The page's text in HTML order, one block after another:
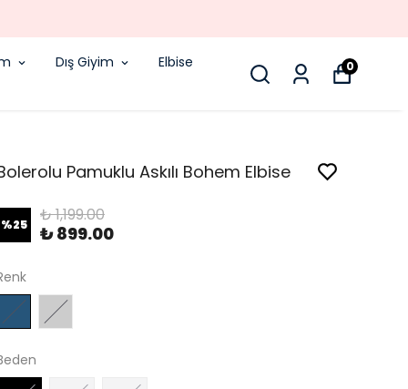
Dış Giyim
Elbise
0
Pamuklu Askılı Bohem Elbise
%25 ₺ 1,199.00
₺ 899.00